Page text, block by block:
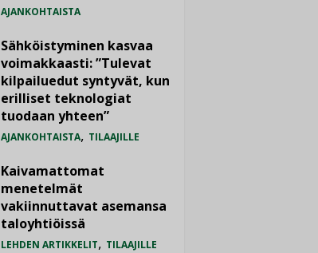
AJANKOHTAISTA
Sähköistyminen kasvaa
voimakkaasti: ”Tulevat
kilpailuedut syntyvät, kun
erilliset teknologiat
tuodaan yhteen”
AJANKOHTAISTA, TILAAJILLE
Kaivamattomat
menetelmät
vakiinnuttavat asemansa
taloyhtiöissä
LEHDEN ARTIKKELIT, TILAAJILLE